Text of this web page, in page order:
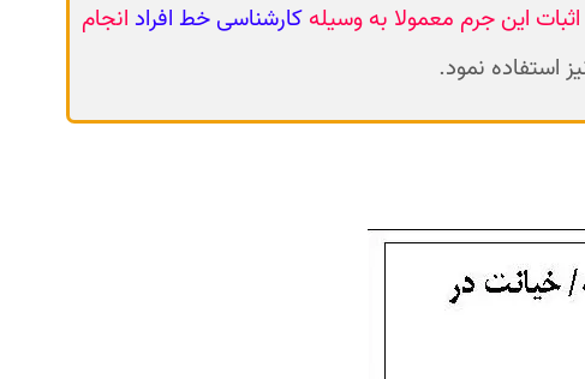
اثبات این جرم معمولا به وسیله کارشناسی خط افراد انجام
استفاده نمود.